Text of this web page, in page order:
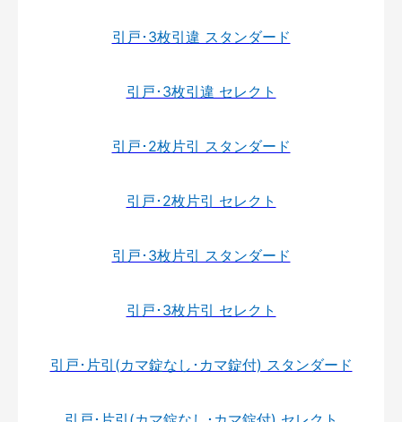
引戸･3枚引違 スタンダード
引戸･3枚引違 セレクト
引戸･2枚片引 スタンダード
引戸･2枚片引 セレクト
引戸･3枚片引 スタンダード
引戸･3枚片引 セレクト
引戸･片引(カマ錠なし･カマ錠付) スタンダード